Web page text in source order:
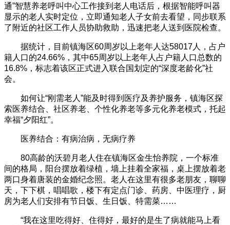
通”智慧养老呼叫中心工作接到老人电话后，根据智能呼叫器
显示的老人实时定位，立即通知老人子女前去看望，同步联系
了附近的社区工作人员协助救助，迅速把老人送到医院检查。
据统计，目前镇海区60周岁以上老年人达58017人，占户
籍人口的24.66%，其中65周岁以上老年人占户籍人口总数的
16.8%，标志着该区正式进入联合国划定的“深度老龄化”社
会。
如何让“刚需老人”能及时得到医疗及养护服务，镇海区探
索医养结合、社区养老、个性化养老等多元化养老模式，托起
幸福“夕阳红”。
医养结合：有病治病，无病疗养
80高龄的沃碧月老人住在镇海区金生怡养院，一个标准
间的格局，阳台摆放着绿植，墙上挂着全家福，桌上摆放着老
两口身着唐装的金婚纪念照。老人在这里有很多老朋友，聊聊
天，下下棋，唱唱歌，楼下有定点门诊、药房、中医理疗，厨
房为老人们安排有节日饭、生日饭、特需菜……
“我在这里吃得好、住得好，最好的是生了病就能马上看